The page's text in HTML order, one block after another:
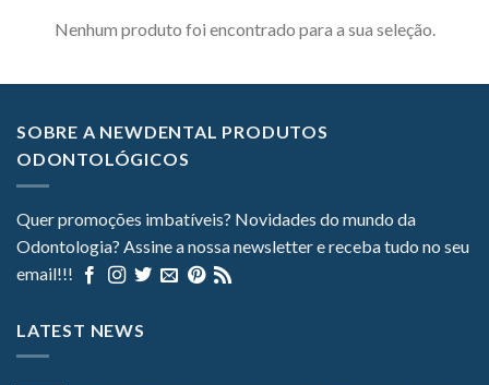
Nenhum produto foi encontrado para a sua seleção.
SOBRE A NEWDENTAL PRODUTOS
ODONTOLÓGICOS
Quer promoções imbatíveis? Novidades do mundo da
Odontologia? Assine a nossa newsletter e receba tudo no seu
email!!!
LATEST NEWS